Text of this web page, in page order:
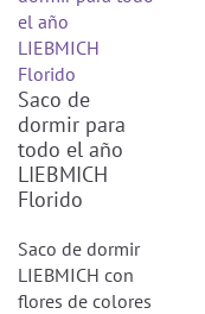
Saco de
dormir para
todo el año
LIEBMICH
Florido
Saco de dormir
LIEBMICH con
flores de colores